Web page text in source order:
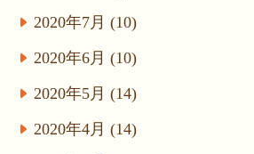
2020年7月 (10)
2020年6月 (10)
2020年5月 (14)
2020年4月 (14)